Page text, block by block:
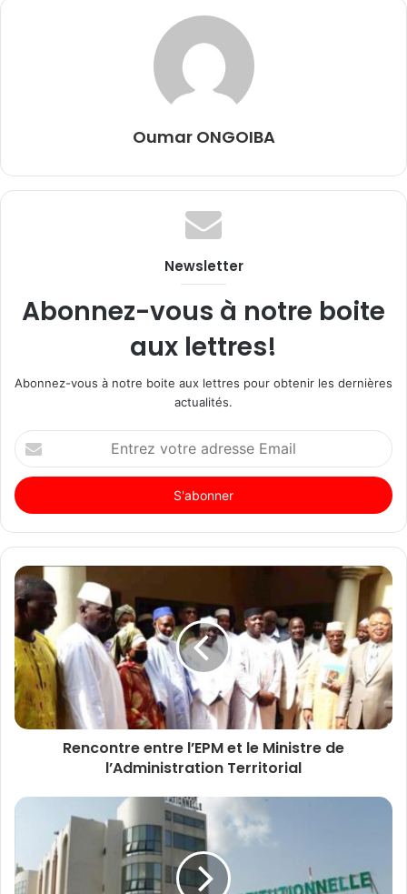
Oumar ONGOIBA
Newsletter
Abonnez-vous à notre boite
aux lettres!
Abonnez-vous à notre boite aux lettres pour obtenir les dernières
actualités.
Entrez
votre
adresse
Email
Rencontre entre l’EPM et le Ministre de
l’Administration Territorial